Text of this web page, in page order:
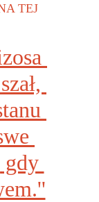
TEJ
gdy